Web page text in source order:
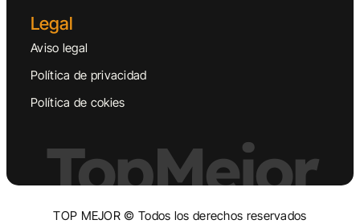
Legal
Aviso legal
Política de privacidad
Política de cokies
TopMejor
TOP MEJOR © Todos los derechos reservados